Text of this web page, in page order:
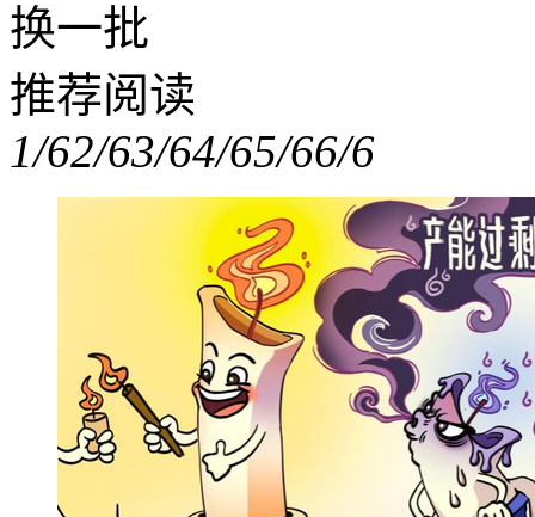
换一批
推荐阅读
1/62/63/64/65/66/6